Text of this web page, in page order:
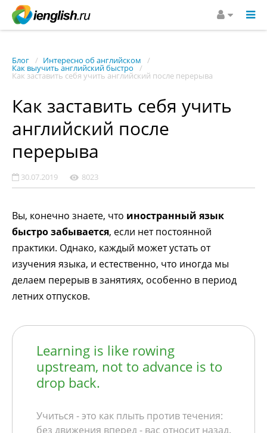
Блог Интересно об английском
Как выучить английский быстро
Как заставить себя учить английский после перерыва
Как заставить себя учить
английский после
перерыва
30.07.2019 8023
Вы, конечно знаете, что иностранный язык
быстро забывается, если нет постоянной
практики. Однако, каждый может устать от
изучения языка, и естественно, что иногда мы
делаем перерыв в занятиях, особенно в период
летних отпусков.
Learning is like rowing
upstream, not to advance is to
drop back.
Учиться - это как плыть против течения:
без движения вперед - вас относит назад.